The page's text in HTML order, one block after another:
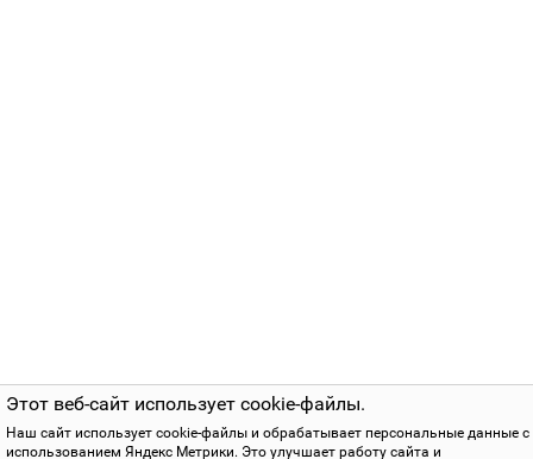
Этот веб-сайт использует cookie-файлы.
Наш сайт использует cookie-файлы и обрабатывает персональные данные с
использованием Яндекс Метрики. Это улучшает работу сайта и